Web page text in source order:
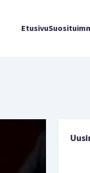
Etusivu